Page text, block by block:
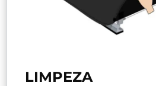
LIMPEZA